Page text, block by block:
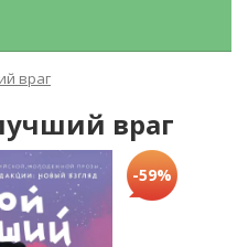
враг
враг
-59%